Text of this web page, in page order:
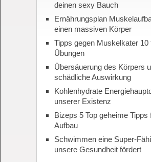
deinen sexy Bauch
Ernährungsplan
einen massiven Körper
Tipps gegen Muskelkater 10
Übungen
Übersäuerung des Körpers
schädliche Auswirkung
Kohlenhydrate
unserer Existenz
Bizeps 5 Top geheime Tipps
Aufbau
Schwimmen eine Super-
unsere Gesundheit fördert